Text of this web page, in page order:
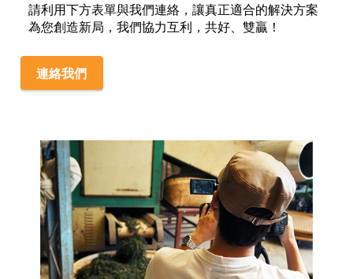
請利用下方表單與我們連絡，讓真正適合的解決方案
為您創造新局，我們協力互利，共好、雙贏！
連絡我們